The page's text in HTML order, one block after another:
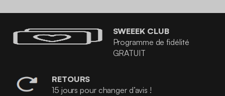
SWEEEK CLUB
Programme de fidélité
GRATUIT
RETOURS
15 jours pour changer d’avis !